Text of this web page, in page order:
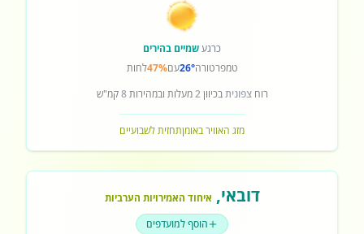
כרגעשמיים בהירים
טמפרטורה26°עם47%לחות
רוחצפוניתבכיוון2מעלות ובמהירות8קמ"ש
מזג האוויר באומןתחזית לשבועיים
דובאי, איחוד האמירויות הערביות
הוסף למועדפים